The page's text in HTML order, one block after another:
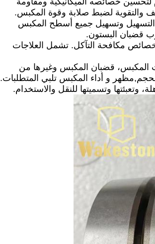
والتقوية لضبط صلابة وقوة المكبس.
التسهيل وتسهيل جميع أسطح المكبس
قضبان البستون.
مكافحة التآكل. تشمل العلاجات
المكبس، قضبان المكبس وغيرها من
و أداء المكبس تلبي المتطلبات.